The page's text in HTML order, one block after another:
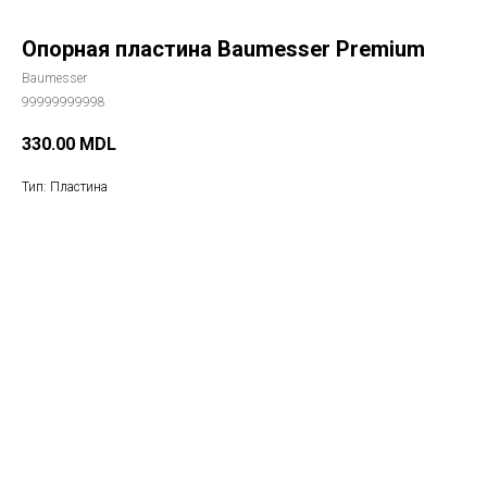
Опорная пластина Baumesser Premium
Baumesser
99999999998
330.00 MDL
Тип: Пластина